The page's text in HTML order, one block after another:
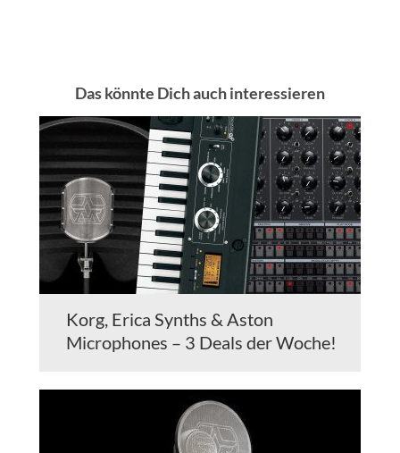
Das könnte Dich auch interessieren
Korg, Erica Synths & Aston
Microphones – 3 Deals der Woche!